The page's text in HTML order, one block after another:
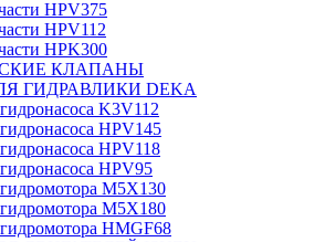
HPV375
HPV112
HPK300
КЛАПАНЫ
ГИДРАВЛИКИ DEKA
K3V112
HPV145
HPV118
HPV95
M5X130
M5X180
HMGF68